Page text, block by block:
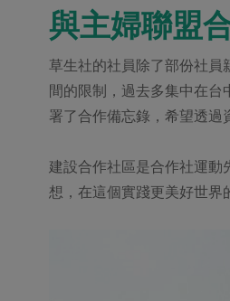
與主婦聯盟
草生社的社員除了部份社員
間的限制，過去多集中在台
署了合作備忘錄，希望透過
建設合作社區是合作社運動
想，在這個實踐更美好世界